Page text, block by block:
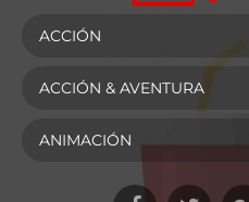
ACCIÓN
ACCIÓN & AVENTURA
ANIMACIÓN